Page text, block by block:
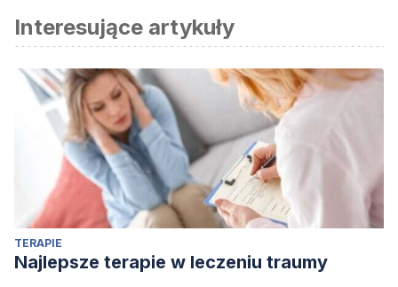
Interesujące artykuły
TERAPIE
Najlepsze terapie w leczeniu traumy